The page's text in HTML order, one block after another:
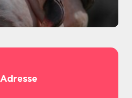
Adresse